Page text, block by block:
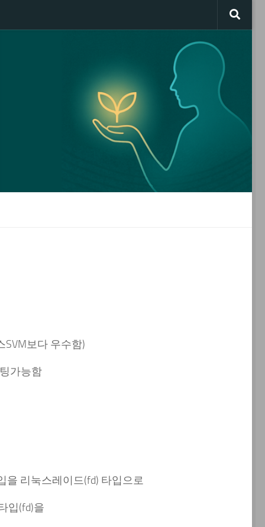
보다 우수함)
가능함
리눅스레이드(fd) 타입으로
입(fd)을